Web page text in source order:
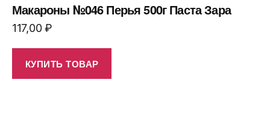
Макароны №046 Перья 500г Паста Зара
117,00₽
КУПИТЬ ТОВАР